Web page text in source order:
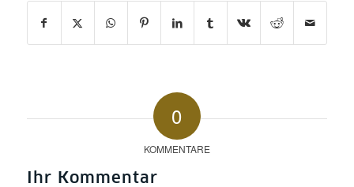
0
KOMMENTARE
Ihr Kommentar